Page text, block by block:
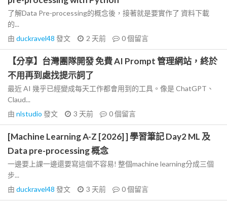
了解Data Pre-processing的概念後，接著就是要實作了 資料下載
的...
由 duckravel48 發文 2 天前 0個留言
【分享】台灣團隊開發 免費 AI Prompt 管理網站，終於
不用再到處找提示詞了
最近 AI 幾乎已經變成每天工作都會用到的工具。像是 ChatGPT、
Claud...
由 nlstudio 發文 3 天前 0個留言
[Machine Learning A-Z [2026] ] 學習筆記 Day2 ML 及
Data pre-processing 概念
一邊要上課一邊還要寫這個不容易! 整個machine learning分成三個
步...
由 duckravel48 發文 3 天前 0個留言